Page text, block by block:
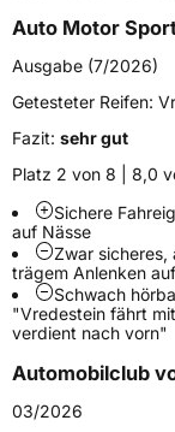
Fahrzeugtyp PKW
Verwendung
Modellname Ultrac
Fahrzeugart
Weitere
SchlauchtypTL
ZustandNeureifen
Verstärkt XL
Felgenschutz
Auto Motor
Ausgabe (7/2026)
Getesteter Reifen:
Fazit: sehr gut
Platz 2 von 8 | 8,0
Sichere
auf Nässe
Zwar sicheres,
trägem Anlenken
Schwach
"Vredestein fährt
verdient nach vorn"
Automobilclub
03/2026